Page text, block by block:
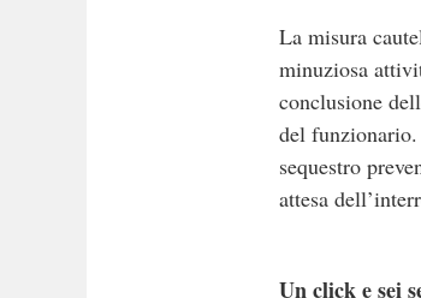
La misura
minuziosa
conclusione
del
sequestro
attesa
Un click e sei